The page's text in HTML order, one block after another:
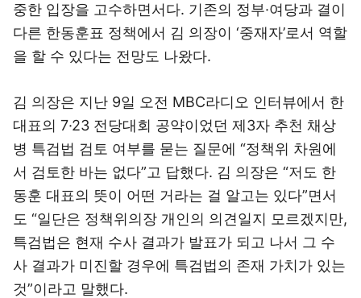
중한 입장을 고수하면서다. 기존의 정부·여당과 결이
다른 한동훈표 정책에서 김 의장이 ‘중재자’로서 역할
을 할 수 있다는 전망도 나왔다.
김 의장은 지난 9일 오전 MBC라디오 인터뷰에서 한
대표의 7·23 전당대회 공약이었던 제3자 추천 채상
병 특검법 검토 여부를 묻는 질문에 “정책위 차원에
서 검토한 바는 없다”고 답했다. 김 의장은 “저도 한
동훈 대표의 뜻이 어떤 거라는 걸 알고는 있다”면서
도 “일단은 정책위의장 개인의 의견일지 모르겠지만,
특검법은 현재 수사 결과가 발표가 되고 나서 그 수
사 결과가 미진할 경우에 특검법의 존재 가치가 있는
것”이라고 말했다.